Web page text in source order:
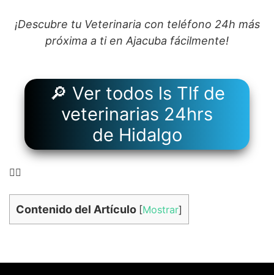
¡Descubre tu Veterinaria con teléfono 24h más
próxima a ti en Ajacuba fácilmente!
🔎 Ver todos ls Tlf de
veterinarias 24hrs
de Hidalgo
👉🏻
Contenido del Artículo [Mostrar]